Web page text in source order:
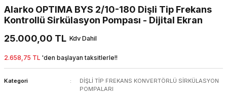
Alarko OPTIMA BYS 2/10-180 Dişli Tip Frekans
Kontrollü Sirkülasyon Pompası - Dijital Ekran
25.000,00 TL Kdv Dahil
2.658,75 TL 'den başlayan taksitlerle!!
Kategori
DİŞLİ TİP FREKANS KONVERTÖRLÜ SİRKÜLASYON
POMPALARI